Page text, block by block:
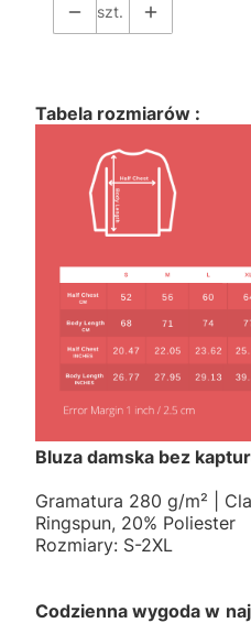
szt.
Tabela rozmiarów :
Bluza damska bez
Gramatura 280 g/m² |
Ringspun, 20% Poliester
Rozmiary: S-2XL
Codzienna wygoda w